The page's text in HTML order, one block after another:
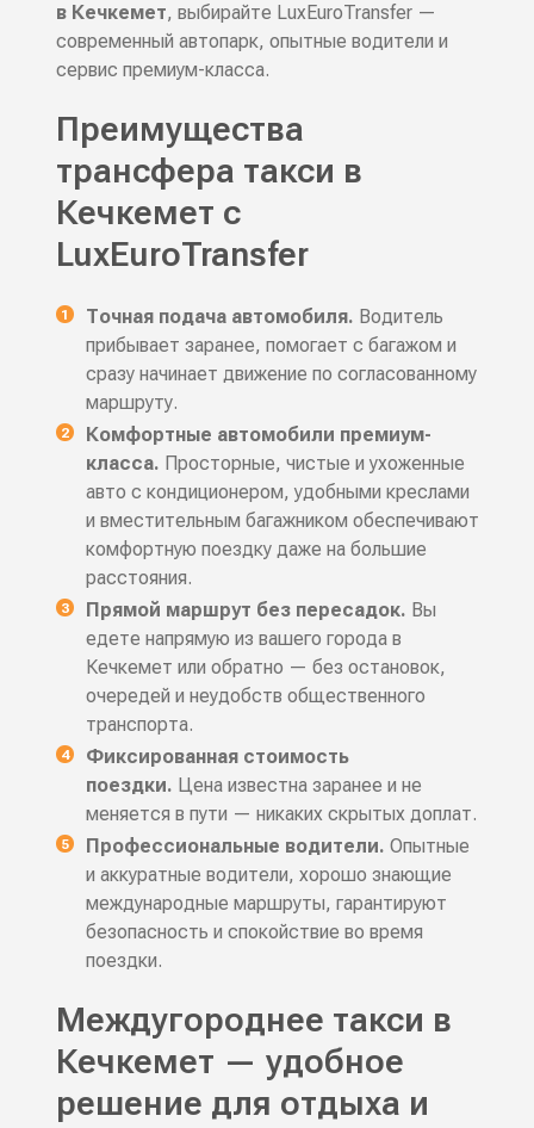
в Кечкемет, выбирайте LuxEuroTransfer —
современный автопарк, опытные водители и
сервис премиум-класса.
Преимущества
трансфера такси в
Кечкемет с
LuxEuroTransfer
Точная подача автомобиля. Водитель
прибывает заранее, помогает с багажом и
сразу начинает движение по согласованному
маршруту.
Комфортные автомобили премиум-
класса. Просторные, чистые и ухоженные
авто с кондиционером, удобными креслами
и вместительным багажником обеспечивают
комфортную поездку даже на большие
расстояния.
Прямой маршрут без пересадок. Вы
едете напрямую из вашего города в
Кечкемет или обратно — без остановок,
очередей и неудобств общественного
транспорта.
Фиксированная стоимость
поездки. Цена известна заранее и не
меняется в пути — никаких скрытых доплат.
Профессиональные водители. Опытные
и аккуратные водители, хорошо знающие
международные маршруты, гарантируют
безопасность и спокойствие во время
поездки.
Междугороднее такси в
Кечкемет — удобное
решение для отдыха и